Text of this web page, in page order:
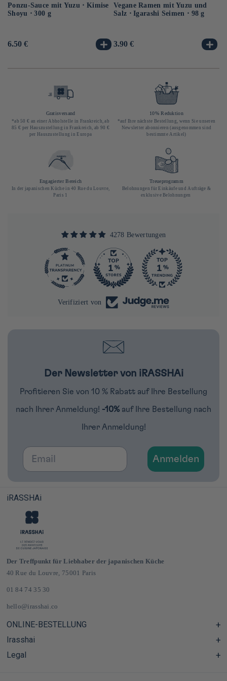
Ponzu-Sauce mit Yuzu ⋅ Kimise
Shoyu ⋅ 300 g
Normaler
6.50 €
Vegane Ramen mit Yuzu und
Salz ⋅ Igarashi Seimen ⋅ 98 g
Normaler
3.90 €
Gratisversand
*ab 50 € an einer Abholstelle in Frankreich, ab
85 € per Hauszustellung in Frankreich, ab 90 €
per Hauszustellung in Europa
10% Reduktion
*auf Ihre nächste Bestellung, wenn Sie unseren
Newsletter abonnieren (ausgenommen sind
bestimmte Artikel)
Engagierter Bereich
In der japanischen Küche in 40 Rue du Louvre,
Paris 1
Treueprogramm
Belohnungen für Einkäufe und Aufträge &
exklusive Belohnungen
4278 Bewertungen
290
Verifiziert von
Der Newsletter von iRASSHAi
Profitieren Sie von 10 % Rabatt auf Ihre Bestellung
nach Ihrer Anmeldung! -10% auf Ihre Bestellung nach
Ihrer Anmeldung!
Email
Anmelden
iRASSHAi
Der Treffpunkt für Liebhaber der japanischen Küche
40 Rue du Louvre, 75001 Paris
01 84 74 35 30
hello@irasshai.co
ONLINE-BESTELLUNG
Hilfezentrum & FAQ
Lieferung und Versandkosten in Frankreich und Europa
Irasshai
Öffnungszeiten in der Rue du Louvre 40, Paris
Legal